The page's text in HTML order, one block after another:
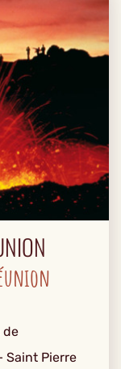
de
Saint Pierre